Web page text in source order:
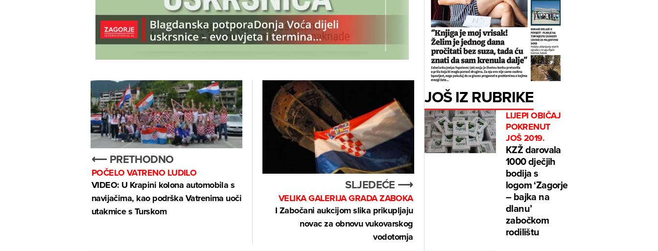
⟵ PRETHODNO
POČELO VATRENO LUDILO
VIDEO: U Krapini kolona automobila s
navijačima, kao podrška Vatrenima uoči
utakmice s Turskom
SLJEDEĆE ⟶
VELIKA GALERIJA GRADA ZABOKA
I Zabočani aukcijom slika prikupljaju
novac za obnovu vukovarskog
vodotornja
JOŠ IZ RUBRIKE
LIJEPI OBIČAJ
POKRENUT
JOŠ 2019.
KZŽ darovala
1000 dječjih
bodija s
logom ‘Zagorje
– bajka na
dlanu’
zabočkom
rodilištu